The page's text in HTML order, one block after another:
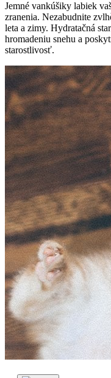
Jemné vankúšiky labiek
zranenia. Nezabudnite
leta a zimy. Hydratačná
hromadeniu snehu a
starostlivosť.